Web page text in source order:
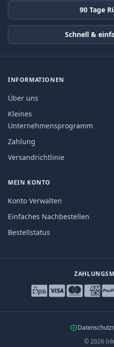
90 Tage
Schnell &
INFORMATIONEN
Über uns
Kleines
Unternehmensprogramm
Zahlung
Versandrichtlinie
MEIN KONTO
Konto Verwalten
Einfaches Nachbestellen
Bestellstatus
©2026